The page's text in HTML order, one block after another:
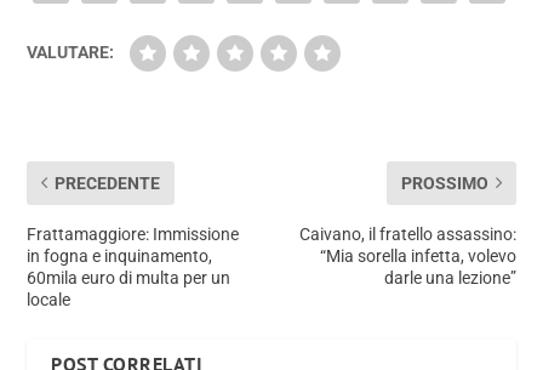
VALUTARE:
PRECEDENTE
Frattamaggiore: Immissione
in fogna e inquinamento,
60mila euro di multa per un
locale
PROSSIMO
Caivano, il fratello assassino:
“Mia sorella infetta, volevo
darle una lezione”
POST CORRELATI